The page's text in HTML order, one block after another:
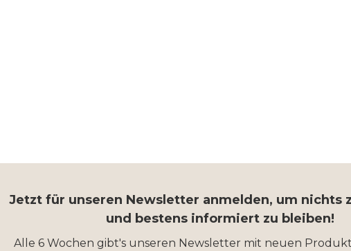
Jetzt für unseren Newsletter anmelden, um nichts
und bestens informiert zu bleiben!
Alle 6 Wochen gibt's unseren Newsletter mit neuen